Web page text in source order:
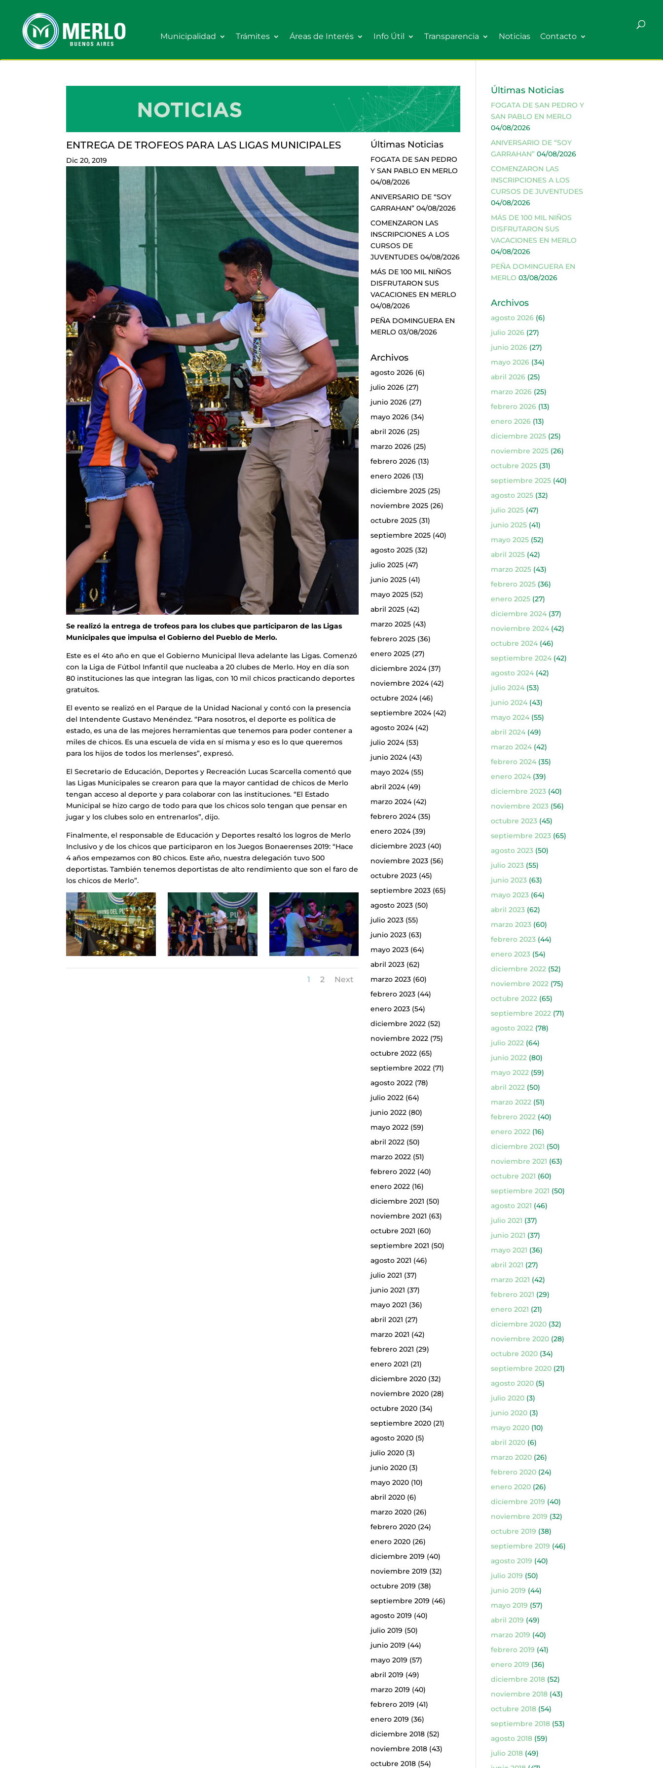
Municipalidad Trámites Áreas de Interés Info Útil Transparencia Noticias Contacto
ENTREGA DE TROFEOS PARA LAS LIGAS MUNICIPALES
Dic 20, 2019
Se realizó la entrega de trofeos para los clubes que participaron de las Ligas
Municipales que impulsa el Gobierno del Pueblo de Merlo.
Este es el 4to año en que el Gobierno Municipal lleva adelante las Ligas. Comenzó
con la Liga de Fútbol Infantil que nucleaba a 20 clubes de Merlo. Hoy en día son
80 instituciones las que integran las ligas, con 10 mil chicos practicando deportes
gratuitos.
El evento se realizó en el Parque de la Unidad Nacional y contó con la presencia
del Intendente Gustavo Menéndez. “Para nosotros, el deporte es política de
estado, es una de las mejores herramientas que tenemos para poder contener a
miles de chicos. Es una escuela de vida en sí misma y eso es lo que queremos
para los hijos de todos los merlenses”, expresó.
El Secretario de Educación, Deportes y Recreación Lucas Scarcella comentó que
las Ligas Municipales se crearon para que la mayor cantidad de chicos de Merlo
tengan acceso al deporte y para colaborar con las instituciones. “El Estado
Municipal se hizo cargo de todo para que los chicos solo tengan que pensar en
jugar y los clubes solo en entrenarlos”, dijo.
Finalmente, el responsable de Educación y Deportes resaltó los logros de Merlo
Inclusivo y de los chicos que participaron en los Juegos Bonaerenses 2019: “Hace
4 años empezamos con 80 chicos. Este año, nuestra delegación tuvo 500
deportistas. También tenemos deportistas de alto rendimiento que son el faro de
los chicos de Merlo”.
1 2 Next
Últimas Noticias
FOGATA DE SAN PEDRO
Y SAN PABLO EN MERLO
04/08/2026
ANIVERSARIO DE “SOY
GARRAHAN” 04/08/2026
COMENZARON LAS
INSCRIPCIONES A LOS
CURSOS DE
JUVENTUDES 04/08/2026
MÁS DE 100 MIL NIÑOS
DISFRUTARON SUS
VACACIONES EN MERLO
04/08/2026
PEÑA DOMINGUERA EN
MERLO 03/08/2026
Archivos
agosto 2026 (6)
julio 2026 (27)
junio 2026 (27)
mayo 2026 (34)
abril 2026 (25)
marzo 2026 (25)
febrero 2026 (13)
enero 2026 (13)
diciembre 2025 (25)
noviembre 2025 (26)
octubre 2025 (31)
septiembre 2025 (40)
agosto 2025 (32)
julio 2025 (47)
junio 2025 (41)
mayo 2025 (52)
abril 2025 (42)
marzo 2025 (43)
febrero 2025 (36)
enero 2025 (27)
diciembre 2024(37)
noviembre 2024(42)
octubre 2024(46)
septiembre 2024(42)
agosto 2024(42)
julio 2024(53)
junio 2024(43)
mayo 2024(55)
abril 2024(49)
marzo 2024(42)
febrero 2024(35)
enero 2024(39)
diciembre 2023 (40)
noviembre 2023 (56)
octubre 2023 (45)
septiembre 2023 (65)
agosto 2023 (50)
julio 2023 (55)
junio 2023 (63)
mayo 2023 (64)
abril 2023 (62)
marzo 2023 (60)
febrero 2023 (44)
enero 2023 (54)
diciembre 2022 (52)
noviembre 2022 (75)
octubre 2022 (65)
septiembre 2022 (71)
agosto 2022 (78)
julio 2022 (64)
junio 2022 (80)
mayo 2022 (59)
abril 2022 (50)
marzo 2022 (51)
febrero 2022 (40)
enero 2022 (16)
diciembre 2021 (50)
noviembre 2021 (63)
octubre 2021 (60)
septiembre 2021 (50)
agosto 2021 (46)
julio 2021 (37)
junio 2021 (37)
mayo 2021 (36)
abril 2021 (27)
marzo 2021 (42)
febrero 2021 (29)
enero 2021 (21)
diciembre 2020 (32)
noviembre 2020 (28)
octubre 2020 (34)
septiembre 2020 (21)
agosto 2020 (5)
julio 2020 (3)
junio 2020 (3)
mayo 2020 (10)
abril 2020 (6)
marzo 2020 (26)
febrero 2020 (24)
enero 2020 (26)
diciembre 2019 (40)
noviembre 2019 (32)
octubre 2019 (38)
septiembre 2019 (46)
agosto 2019 (40)
julio 2019 (50)
junio 2019 (44)
mayo 2019 (57)
abril 2019 (49)
marzo 2019 (40)
febrero 2019 (41)
enero 2019 (36)
diciembre 2018 (52)
noviembre 2018 (43)
octubre 2018 (54)
Últimas Noticias
FOGATA DE SAN PEDRO Y
SAN PABLO EN MERLO
04/08/2026
ANIVERSARIO DE “SOY
GARRAHAN” 04/08/2026
COMENZARON LAS
INSCRIPCIONES A LOS
CURSOS DE JUVENTUDES
04/08/2026
MÁS DE 100 MIL NIÑOS
DISFRUTARON SUS
VACACIONES EN MERLO
04/08/2026
PEÑA DOMINGUERA EN
MERLO 03/08/2026
Archivos
agosto 2026(6)
julio 2026(27)
junio 2026(27)
mayo 2026(34)
abril 2026(25)
marzo 2026(25)
febrero 2026(13)
enero 2026(13)
diciembre 2025(25)
noviembre 2025(26)
octubre 2025(31)
septiembre 2025(40)
agosto 2025(32)
julio 2025(47)
junio 2025(41)
mayo 2025(52)
abril 2025(42)
marzo 2025(43)
febrero 2025(36)
enero 2025(27)
diciembre 2024(37)
noviembre 2024(42)
octubre 2024(46)
septiembre 2024(42)
agosto 2024(42)
julio 2024(53)
junio 2024(43)
mayo 2024(55)
abril 2024(49)
marzo 2024(42)
febrero 2024(35)
enero 2024(39)
diciembre 2023(40)
noviembre 2023(56)
octubre 2023(45)
septiembre 2023(65)
agosto 2023(50)
julio 2023(55)
junio 2023(63)
mayo 2023(64)
abril 2023(62)
marzo 2023(60)
febrero 2023(44)
enero 2023(54)
diciembre 2022(52)
noviembre 2022(75)
octubre 2022(65)
septiembre 2022(71)
agosto 2022(78)
julio 2022(64)
junio 2022(80)
mayo 2022(59)
abril 2022(50)
marzo 2022(51)
febrero 2022(40)
enero 2022(16)
diciembre 2021 (50)
noviembre 2021 (63)
octubre 2021 (60)
septiembre 2021 (50)
agosto 2021 (46)
julio 2021 (37)
junio 2021 (37)
mayo 2021 (36)
abril 2021 (27)
marzo 2021 (42)
febrero 2021 (29)
enero 2021 (21)
diciembre 2020(32)
noviembre 2020(28)
octubre 2020(34)
septiembre 2020(21)
agosto 2020(5)
julio 2020(3)
junio 2020(3)
mayo 2020(10)
abril 2020(6)
marzo 2020(26)
febrero 2020(24)
enero 2020(26)
diciembre 2019 (40)
noviembre 2019 (32)
octubre 2019 (38)
septiembre 2019 (46)
agosto 2019 (40)
julio 2019 (50)
junio 2019 (44)
mayo 2019 (57)
abril 2019 (49)
marzo 2019 (40)
febrero 2019 (41)
enero 2019 (36)
diciembre 2018(52)
noviembre 2018(43)
octubre 2018(54)
septiembre 2018(53)
agosto 2018(59)
julio 2018(49)